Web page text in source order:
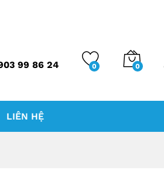
99 86 24 0 0
LIÊN HỆ